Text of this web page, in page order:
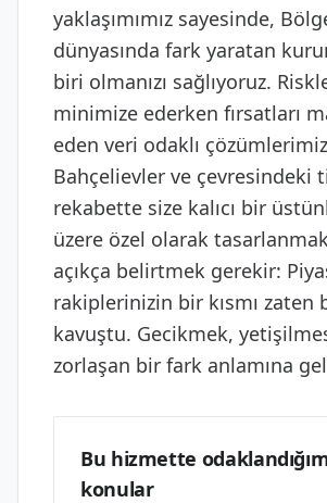
yaklaşımımız sayesinde,
dünyasında fark yaratan
biri olmanızı sağlıyoruz.
minimize ederken fırsatları
eden veri odaklı
Bahçelievler ve çevresindeki
rekabette size kalıcı bir
üzere özel olarak
açıkça belirtmek gerekir:
rakiplerinizin bir kısmı zaten
kavuştu. Gecikmek,
zorlaşan bir fark anlamına
Bu hizmette
konular